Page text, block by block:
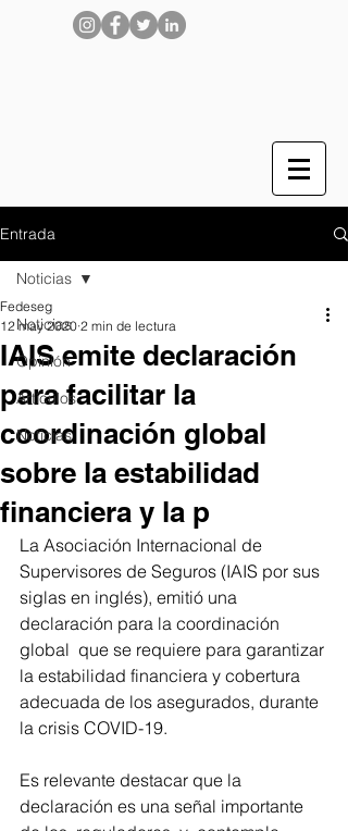
Entrada
Noticias
Opinión
Artículos
Noticias
Noticias
IAIS emite declaración
para facilitar la
coordinación global
sobre la estabilidad
financiera y la p
Fedeseg
12 may 2020 2 min de lectura
La Asociación Internacional de
Supervisores de Seguros (IAIS por sus
siglas en inglés), emitió una
declaración para la coordinación
global  que se requiere para garantizar
la estabilidad financiera y cobertura
adecuada de los asegurados, durante
la crisis COVID-19.
Es relevante destacar que la
declaración es una señal importante